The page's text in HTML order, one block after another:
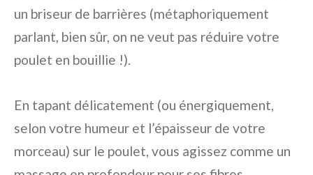
un briseur de barrières (métaphoriquement
parlant, bien sûr, on ne veut pas réduire votre
poulet en bouillie !).
En tapant délicatement (ou énergiquement,
selon votre humeur et l’épaisseur de votre
morceau) sur le poulet, vous agissez comme un